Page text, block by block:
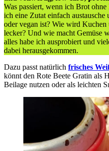
Was passiert, wenn ich Brot
ich eine Zutat einfach
oder vegan ist? Wie wird
lecker? Und wie macht Gemüse
alles habe ich ausprobiert und
dabei herausgekommen.
Dazu passt natürlich frisches
könnt den Rote Beete Gratin als
Beilage nutzen oder als leichten